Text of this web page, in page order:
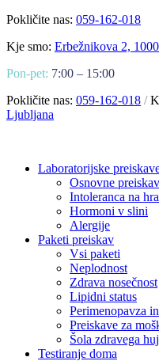
Pokličite nas: 059-162-018
Kje smo: Erbežnikova 2,
Pon-pet: 7:00 – 15:00
Pokličite nas: 059-162-018 /
Ljubljana
Laboratorijske
Osnovne
Intoleranca na
Hormoni v slini
Alergije
Paketi preiskav
Vsi paketi
Neplodnost
Zdrava nosečnost
Lipidni status
Perimenopavza
Preiskave za
Šola zdravega
Testiranje doma